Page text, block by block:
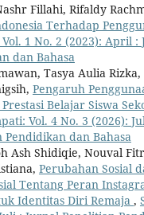
Fillahi, Rifaldy
Terhadap
1 No. 2 (2023): April
dan Bahasa
Tasya Aulia Rizka,
Pengaruh
Belajar Siswa
Vol. 4 No. 3 (2026):
Pendidikan dan Bahasa
Ash Shidiqie, Nouval
Perubahan Sosial
Tentang Peran
Identitas Diri Remaja ,